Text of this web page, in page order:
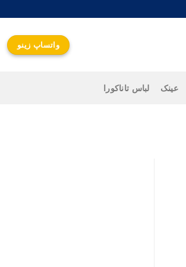
واتساپ زینو
عینک لباس تاناکورا